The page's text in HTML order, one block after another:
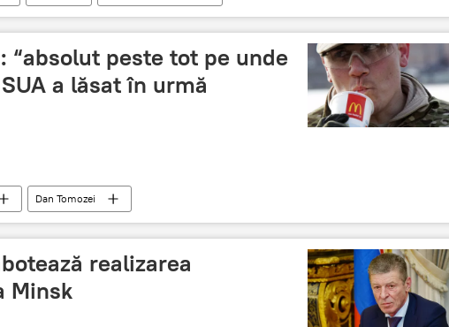
“absolut peste tot pe unde
a lăsat în urmă
Dan Tomozei
realizarea
Minsk